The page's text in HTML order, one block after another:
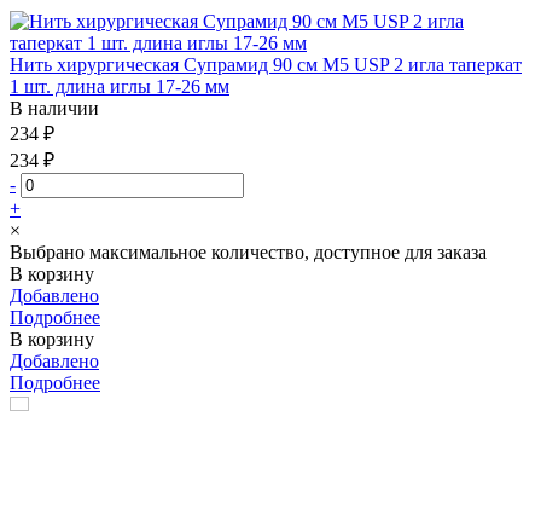
Нить хирургическая Супрамид 90 см М5 USP 2 игла таперкат
1 шт. длина иглы 17-26 мм
В наличии
234 ₽
234 ₽
-
+
×
Выбрано максимальное количество, доступное для заказа
В корзину
Добавлено
Подробнее
В корзину
Добавлено
Подробнее